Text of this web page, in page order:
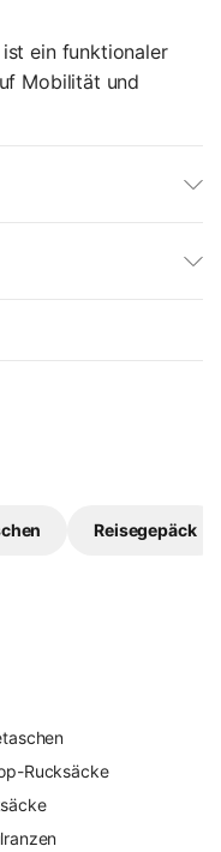
ein funktionaler
Mobilität und
Reisegepäck
Rucksäcke